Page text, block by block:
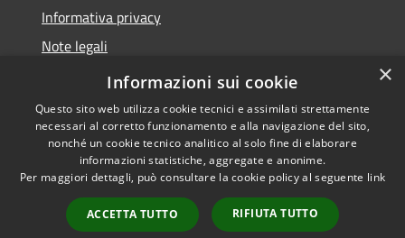
Informativa privacy
Note legali
Dichiarazione di accessibilità
Accessibilità
Copyright © 2026 • Comune di
Marmentino • Powered by
Municipium•
Accesso
redazione
×
Informazioni sui cookie
Questo sito web utilizza cookie tecnici e assimilati strettamente
necessari al corretto funzionamento e alla navigazione del sito,
nonché un cookie tecnico analitico al solo fine di elaborare
informazioni statistiche, aggregate e anonime.
Per maggiori dettagli, può consultare la cookie policy al seguente link
ACCETTA TUTTO RIFIUTA TUTTO